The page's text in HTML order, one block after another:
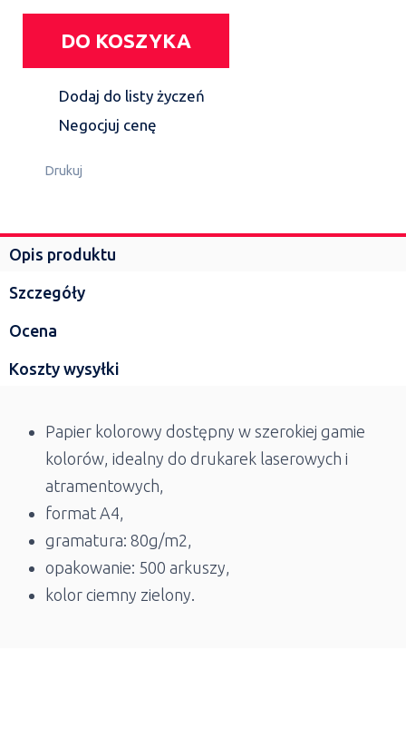
DO KOSZYKA
Dodaj do listy życzeń
Negocjuj cenę
Drukuj
Opis produktu
Szczegóły
Ocena
Koszty wysyłki
Papier kolorowy dostępny w szerokiej gamie
kolorów, idealny do drukarek laserowych i
atramentowych,
format A4,
gramatura: 80g/m2,
opakowanie: 500 arkuszy,
kolor ciemny zielony.